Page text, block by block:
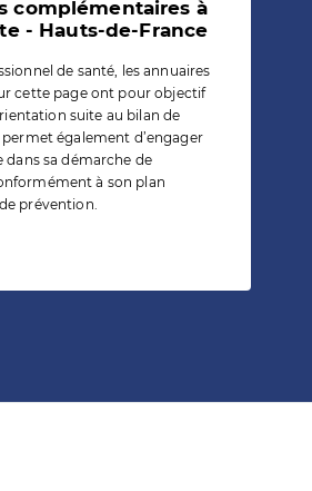
complémentaires à
- Hauts-de-France
de santé, les annuaires
cette page ont pour objectif
suite au bilan de
également d’engager
dans sa démarche de
à son plan
prévention.